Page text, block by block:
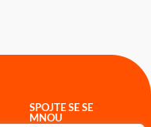
SPOJTE SE SE
MNOU